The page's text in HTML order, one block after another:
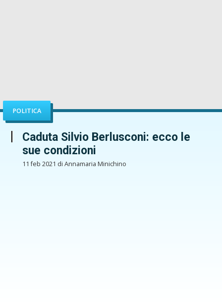
POLITICA
Caduta Silvio Berlusconi: ecco le
sue condizioni
11 feb 2021 di Annamaria Minichino